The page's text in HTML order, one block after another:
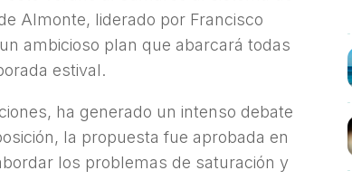
Almonte, liderado por Francisco
ambicioso plan que abarcará todas
estival.
ha generado un intenso debate
la propuesta fue aprobada en
los problemas de saturación y